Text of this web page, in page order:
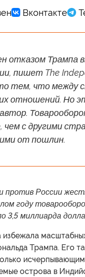
отказом Трампа
пишет The
тем, что между
отношений. Но
чем с другими
от пошлин.
против России
году
3,5 миллиарда
избежала
Трампа. Его
острова в